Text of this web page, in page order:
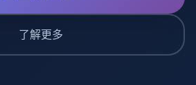
了解更多